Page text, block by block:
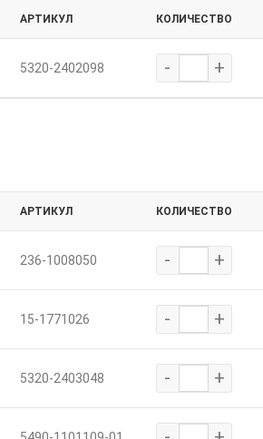
АРТИКУЛ КОЛИЧЕСТВО
5320-2402098 - +
АРТИКУЛ КОЛИЧЕСТВО
236-1008050 - +
15-1771026 - +
5320-2403048 - +